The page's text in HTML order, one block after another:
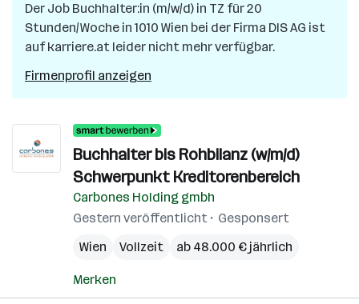
in
Wien
Der Job Buchhalter:in (m/w/d) in TZ für 20
Stunden/Woche in 1010 Wien bei der Firma DIS AG ist
auf karriere.at leider nicht mehr verfügbar.
Firmenprofil anzeigen
Buchhalter bis Rohbilanz (w/m/d)
Schwerpunkt Kreditorenbereich
Carbones Holding gmbh
Gestern veröffentlicht
Gesponsert
Wien
Vollzeit ab 48.000 € jährlich
Merken